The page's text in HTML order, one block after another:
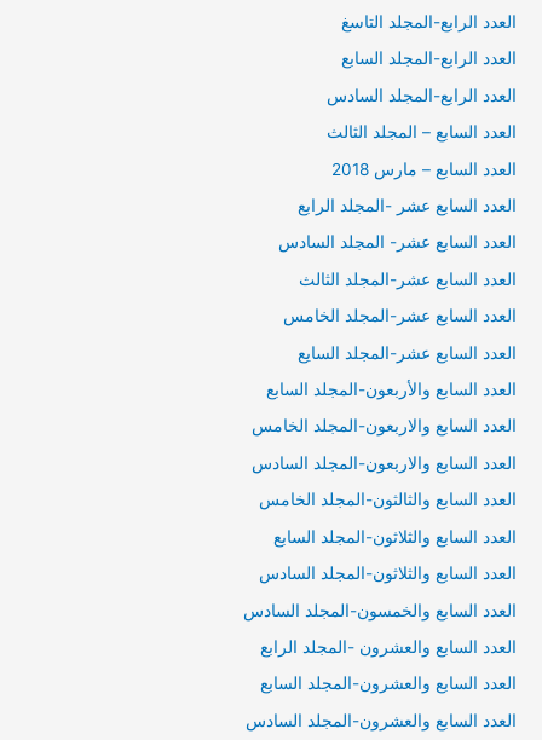
العدد الرابع-المجلد التاسغ
العدد الرابع-المجلد السابع
العدد الرابع-المجلد السادس
العدد السابع – المجلد الثالث
العدد السابع – مارس 2018
العدد السابع عشر -المجلد الرابع
العدد السابع عشر- المجلد السادس
العدد السابع عشر-المجلد الثالث
العدد السابع عشر-المجلد الخامس
العدد السابع عشر-المجلد السايع
العدد السابع والأربعون-المجلد السابع
العدد السابع والاربعون-المجلد الخامس
العدد السابع والاربعون-المجلد السادس
العدد السابع والثالثون-المجلد الخامس
العدد السابع والثلاثون-المجلد السابع
العدد السابع والثلاثون-المجلد السادس
العدد السابع والخمسون-المجلد السادس
العدد السابع والعشرون -المجلد الرابع
العدد السابع والعشرون-المجلد السابع
العدد السابع والعشرون-المجلد السادس